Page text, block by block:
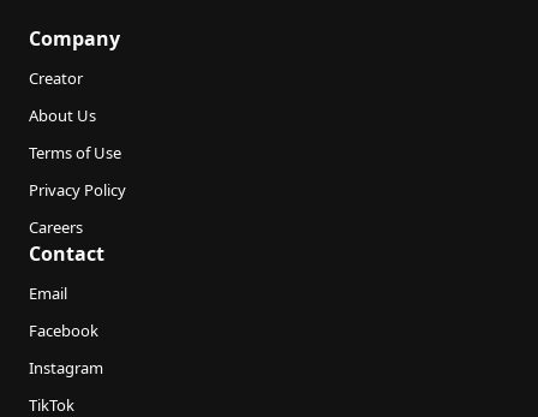
Company
Creator
About Us
Terms of Use
Privacy Policy
Careers
Contact
Email
Facebook
Instagram
TikTok